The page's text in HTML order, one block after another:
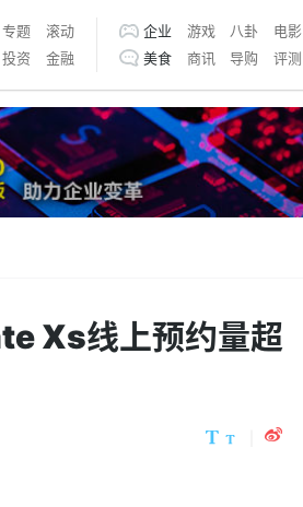
专题
滚动
投资 金融
企业 游戏 八卦 电影
美食
商讯 导购 评测
Xs线上预约量超